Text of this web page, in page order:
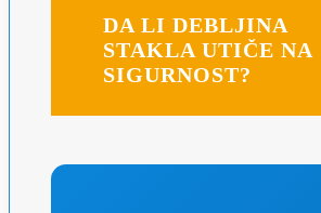
DA LI DEBLJINA
STAKLA UTIČE NA
SIGURNOST?